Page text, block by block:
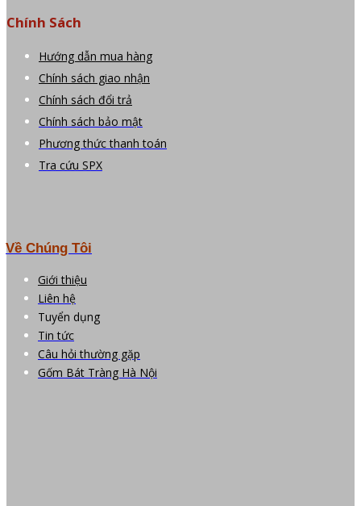
Chính Sách
Hướng dẫn mua hàng
Chính sách giao nhận
Chính sách đổi trả
Chính sách bảo mật
Phương thức thanh toán
Tra cứu SPX
Về Chúng Tôi
Giới thiệu
Liên hệ
Tuyển dụng
Tin tức
Câu hỏi thường gặp
Gốm Bát Tràng Hà Nội